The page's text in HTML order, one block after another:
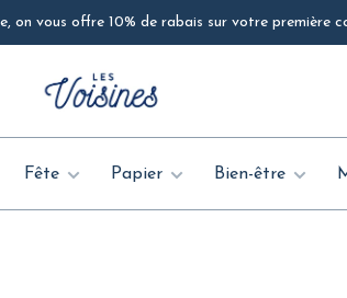
on vous offre 10% de rabais sur votre première
Fête Papier Bien-être